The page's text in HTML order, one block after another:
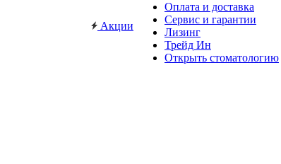
Акции
Оплата и доставка
Сервис и гарантии
Лизинг
Трейд Ин
Открыть стоматологию